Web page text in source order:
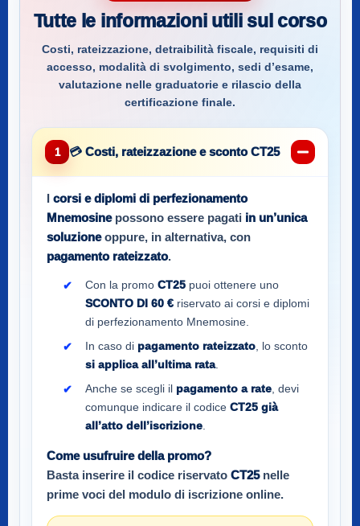
Tutte le informazioni utili sul corso
Costi, rateizzazione, detraibilità fiscale, requisiti di
accesso, modalità di svolgimento, sedi d’esame,
valutazione nelle graduatorie e rilascio della
certificazione finale.
1 💳 Costi, rateizzazione e sconto CT25
corsi e diplomi di perfezionamento
Mnemosinepossono essere pagati in un’unica
soluzioneoppure, in alternativa, con
pagamento rateizzato.
Con la promo CT25 puoi ottenere uno
SCONTO DI 60 € riservato ai corsi e diplomi
di perfezionamento Mnemosine.
In caso di pagamento rateizzato , lo sconto
si applica all’ultima rata.
Anche se scegli il pagamento a rate , devi
comunque indicare il codice CT25 già
all’atto dell’iscrizione
Come usufruire della promo?
Basta inserire il codice riservato CT25nelle
prime voci del modulo di iscrizione online.